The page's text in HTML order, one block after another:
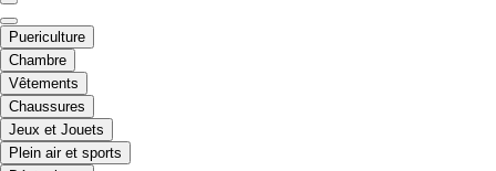
Puericulture
Chambre
Vêtements
Chaussures
Jeux et Jouets
Plein air et sports